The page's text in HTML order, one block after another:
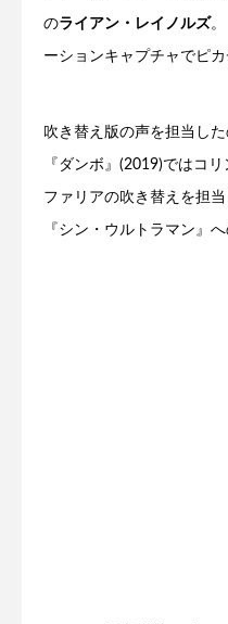
のライアン・レイノルズ
ーションキャプチャでピ
吹き替え版の声を担当し
『ダンボ』(2019)ではコ
ファリアの吹き替えを担
『シン・ウルトラマン』